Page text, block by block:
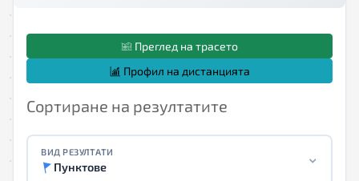
Преглед на трасето
Профил на дистанцията
Сортиране на резултатите
ВИД РЕЗУЛТАТИ
Пунктове